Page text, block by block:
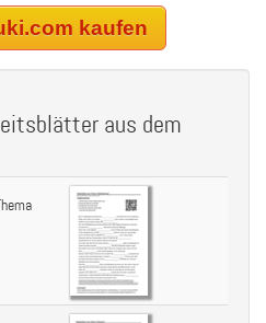
kaufen
aus dem